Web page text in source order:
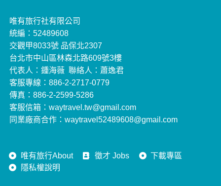
唯有旅行社有限公司
統編：52489608
交觀甲8033號 品保北2307
台北市中山區林森北路609號3樓
代表人：鍾海薇 聯絡人：蕭逸君
客服專線：886-2-2717-0779
傳真：886-2-2599-5286
客服信箱：waytravel.tw@gmail.com
同業廠商合作：waytravel52489608@gmail.com
唯有旅行About 徵才 Jobs
下載專區
隱私權說明